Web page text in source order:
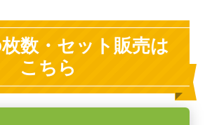
数・セット販売は
こちら